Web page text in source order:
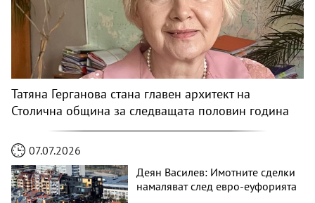
Татяна Герганова стана главен архитект на
Столична община за следващата половин година
07.07.2026
Деян Василев: Имотните сделки
намаляват след евро-еуфорията